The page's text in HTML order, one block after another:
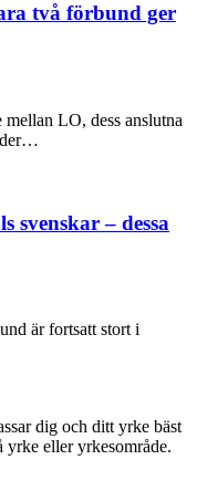
två förbund ger
LO, dess anslutna
svenskar – dessa
är fortsatt stort i
dig och ditt yrke bäst
yrke eller yrkesområde.